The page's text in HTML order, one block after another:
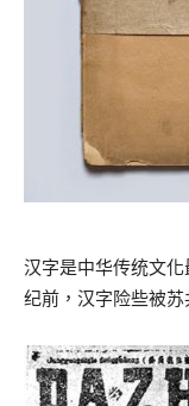
汉字是中华传统文
纪前，汉字险些被